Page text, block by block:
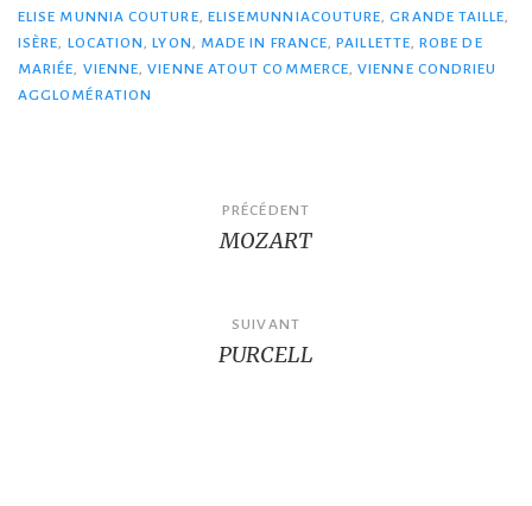
ELISE MUNNIA COUTURE, ELISEMUNNIACOUTURE,GRANDE TAILLE,
ISÈRE, LOCATION,LYON, MADE IN FRANCE,PAILLETTE,ROBE DE
MARIÉE, VIENNE,VIENNE ATOUT COMMERCE,VIENNE CONDRIEU
AGGLOMÉRATION
PRÉCÉDENT
MOZART
SUIVANT
PURCELL